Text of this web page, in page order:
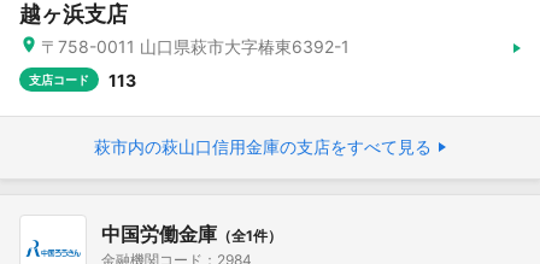
越ヶ浜支店
〒758-0011 山口県萩市大字椿東6392-1
支店コード 113
萩市内の萩山口信用金庫の支店をすべて見る
中国労働金庫 （全1件）
金融機関コード：2984